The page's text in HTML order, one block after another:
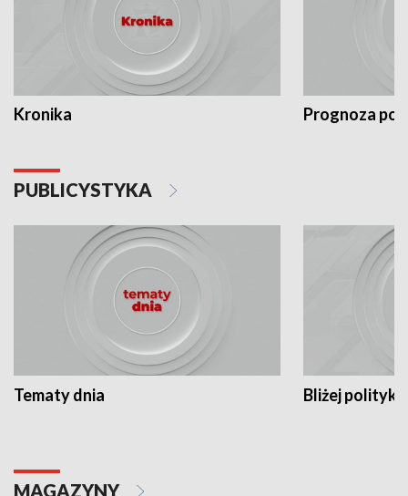
Kronika Prognoza
PUBLICYSTYKA
Tematy dnia Bliżej polityki
MAGAZYNY